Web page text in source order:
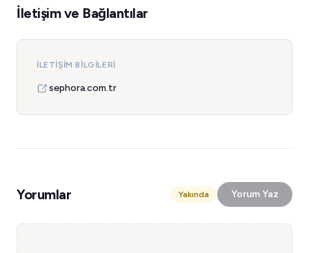
İletişim ve Bağlantılar
İLETIŞIM BILGILERI
sephora.com.tr
Yorumlar Yakında Yorum Yaz